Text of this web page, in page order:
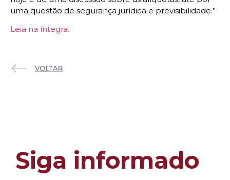
uma questão de segurança jurídica e previsibilidade.”
Leia na íntegra.
Siga informado